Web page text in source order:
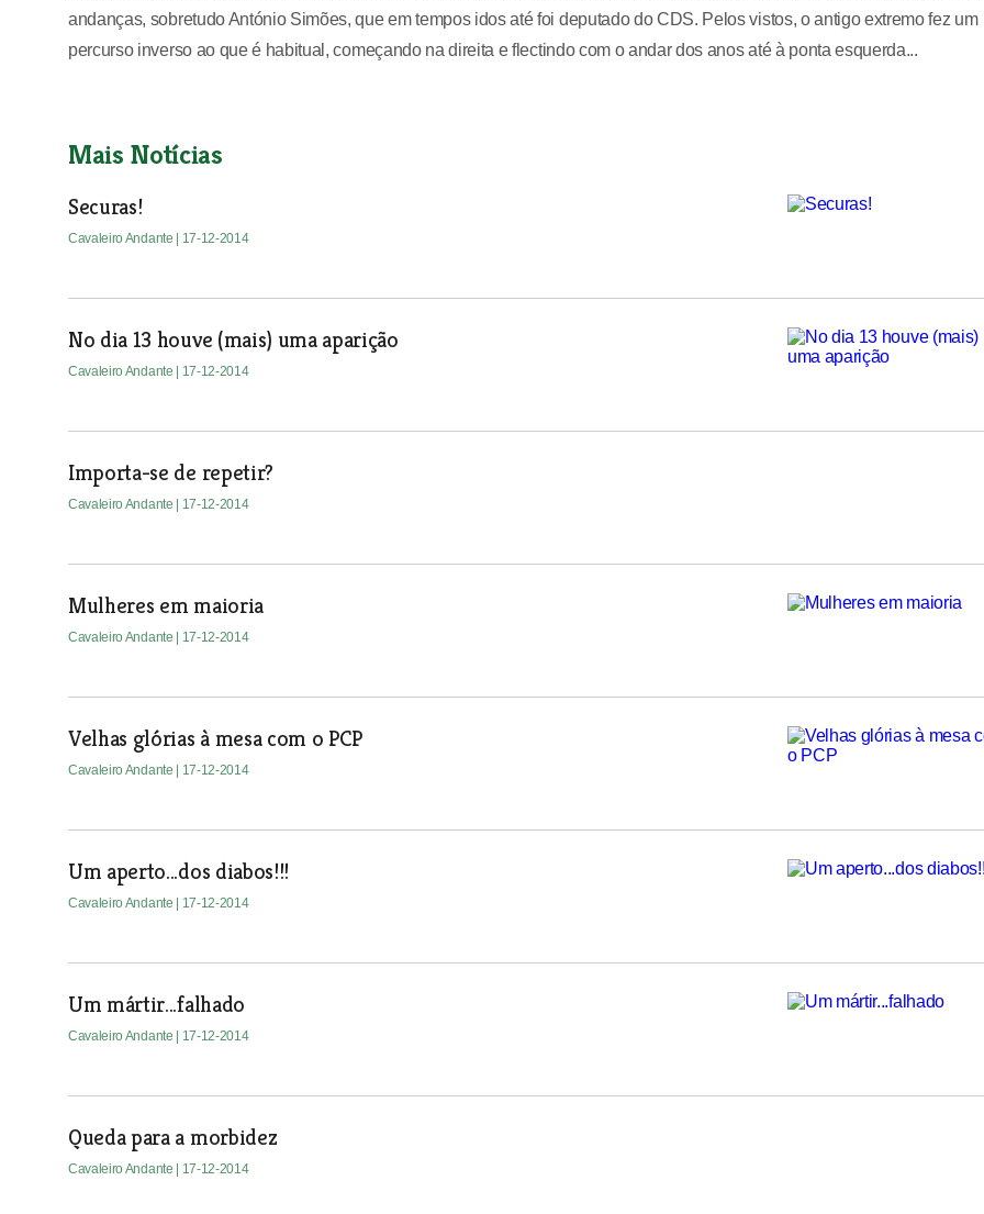
andanças, sobretudo António Simões, que em tempos idos até foi deputado do CDS. Pelos vistos, o antigo extremo fez um
percurso inverso ao que é habitual, começando na direita e flectindo com o andar dos anos até à ponta esquerda...
Mais Notícias
Securas!
Cavaleiro Andante | 17-12-2014
No dia 13 houve (mais) uma aparição
Cavaleiro Andante | 17-12-2014
Importa-se de repetir?
Cavaleiro Andante | 17-12-2014
Mulheres em maioria
Cavaleiro Andante | 17-12-2014
Velhas glórias à mesa com o PCP
Cavaleiro Andante | 17-12-2014
Um aperto...dos diabos!!!
Cavaleiro Andante | 17-12-2014
Um mártir...falhado
Cavaleiro Andante | 17-12-2014
Queda para a morbidez
Cavaleiro Andante | 17-12-2014